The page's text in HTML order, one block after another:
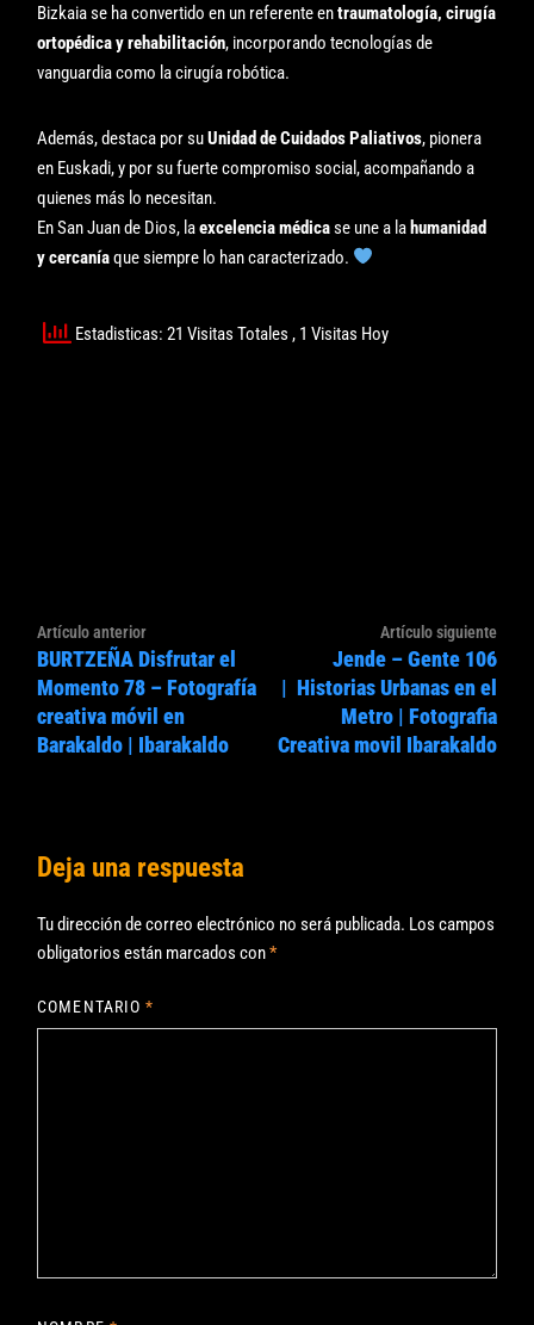
Bizkaia se ha convertido en un referente entraumatología, cirugía
ortopédica y rehabilitación, incorporando tecnologías de
vanguardia como la cirugía robótica.
Además, destaca por suUnidad de Cuidados Paliativos, pionera
en Euskadi, y por su fuerte compromiso social, acompañando a
quienes más lo necesitan.
En San Juan de Dios, laexcelencia médicase une a la humanidad
y cercaníaque siempre lo han caracterizado.
Estadisticas: 21 Visitas Totales, 1 Visitas Hoy
Navegación
de
entradas
Artículo anteriorArtículo
anterior:
BURTZEÑA Disfrutar el
Momento 78 – Fotografía
creativa móvil en
Barakaldo | Ibarakaldo
Artículo siguiente
Jende – Gente 106
| Historias Urbanas en el
Metro | Fotografia
Creativa movil Ibarakaldo
Deja una respuesta
Tu dirección de correo electrónico no será publicada. Los campos
obligatorios están marcados con*
COMENTARIO*